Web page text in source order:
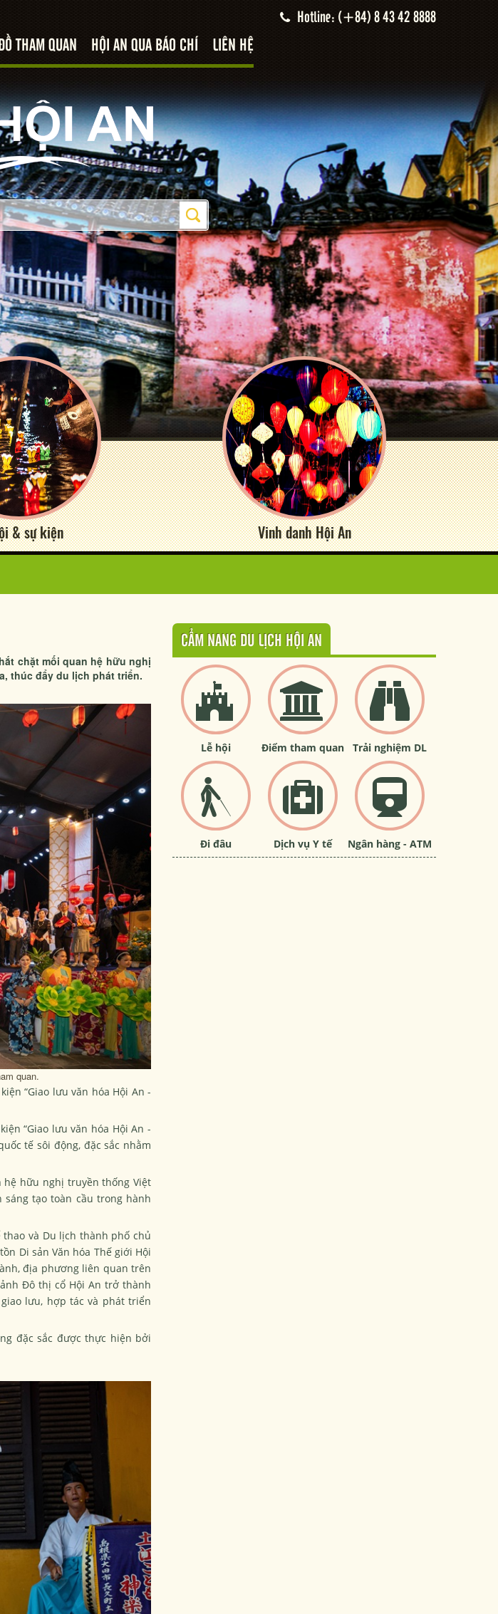
Hotline: (+84) 8 43 42 8888
THAM QUAN HỘI AN QUA BÁO CHÍ LIÊN HỆ
& sự kiện Vinh danh Hội An
chặt mối quan hệ hữu nghị
thúc đẩy du lịch phát triển.
quan.
“Giao lưu văn hóa Hội An -
“Giao lưu văn hóa Hội An -
tế sôi động, đặc sắc nhằm
hữu nghị truyền thống Việt
tạo toàn cầu trong hành
thao và Du lịch thành phố chủ
Di sản Văn hóa Thế giới Hội
địa phương liên quan trên
Đô thị cổ Hội An trở thành
lưu, hợp tác và phát triển
đặc sắc được thực hiện bởi
CẨM NANG DU LỊCH HỘI AN
Lễ hội Điểm tham quan Trải nghiệm DL
Đi đâu Dịch vụ Y tế Ngân hàng - ATM